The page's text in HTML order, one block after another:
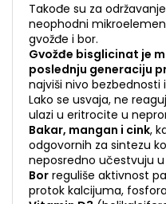
Takođe su za
neophodni
gvožđe i bor.
Gvožđe bisglicinat je
poslednju generaciju
najviši nivo bezbednosti
Lako se usvaja, ne
ulazi u eritrocite u
Bakar, mangan i cink,
odgovornih za sintezu
neposredno učestvuju
Bor reguliše aktivnost
protok kalcijuma,